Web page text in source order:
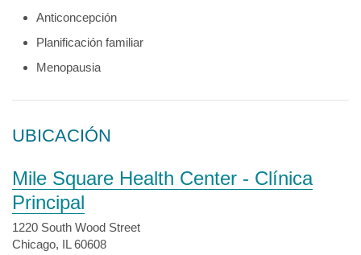
Anticoncepción
Planificación familiar
Menopausia
UBICACIÓN
Mile Square Health Center - Clínica
Principal
1220 South Wood Street
Chicago, IL 60608